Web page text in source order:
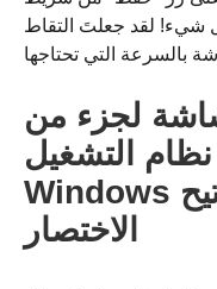
شيء! لقد جعلتَ التقاط
لجزء من
التشغيل
Windows باستخدام مفاتيح
الاختصار